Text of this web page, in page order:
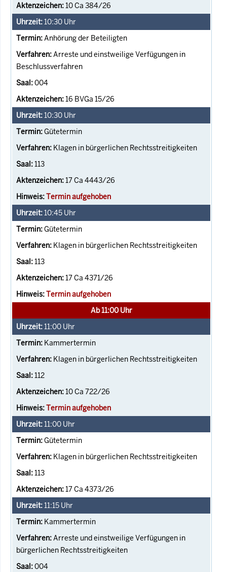
10 Ca 384/26
10:30 Uhr
Anhörung der Beteiligten
Arreste und einstweilige Verfügungen in
Beschlussverfahren
004
16 BVGa 15/26
10:30 Uhr
Gütetermin
Klagen in bürgerlichen Rechtsstreitigkeiten
113
17 Ca 4443/26
Termin aufgehoben
10:45 Uhr
Gütetermin
Klagen in bürgerlichen Rechtsstreitigkeiten
113
17 Ca 4371/26
Termin aufgehoben
Ab 11:00 Uhr
11:00 Uhr
Kammertermin
Klagen in bürgerlichen Rechtsstreitigkeiten
112
10 Ca 722/26
Termin aufgehoben
11:00 Uhr
Gütetermin
Klagen in bürgerlichen Rechtsstreitigkeiten
113
17 Ca 4373/26
11:15 Uhr
Kammertermin
Arreste und einstweilige Verfügungen in
bürgerlichen Rechtsstreitigkeiten
004